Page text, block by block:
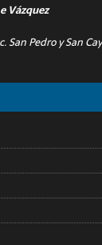
Vázquez
San Pedro y San